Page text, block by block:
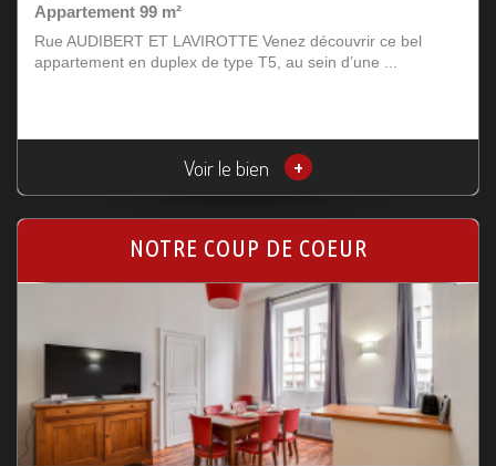
Appartement 99 m²
Rue AUDIBERT ET LAVIROTTE Venez découvrir ce bel
appartement en duplex de type T5, au sein d’une ...
Voir le bien +
NOTRE COUP DE COEUR